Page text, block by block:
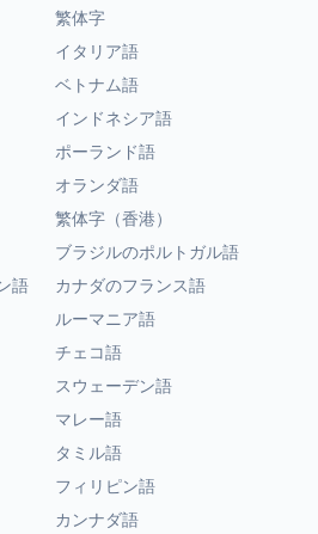
繁体字
イタリア語
ベトナム語
インドネシア語
ポーランド語
オランダ語
繁体字（香港）
ブラジルのポルトガル語
語
カナダのフランス語
ルーマニア語
チェコ語
スウェーデン語
マレー語
タミル語
フィリピン語
カンナダ語